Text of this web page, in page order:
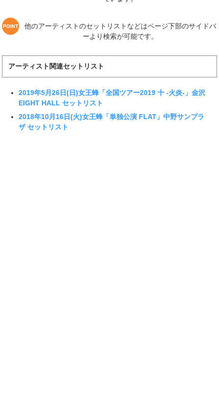
他のアーティストのセットリストなどはページ下部のサイドバ
ーより検索が可能です。
アーティスト関連セットリスト
2019年5月26日(日)女王蜂「全国ツアー2019 十 -火炎-」金沢
EIGHT HALL セットリスト
2018年10月16日(火)女王蜂「単独公演 FLAT」中野サンプラ
ザ セットリスト